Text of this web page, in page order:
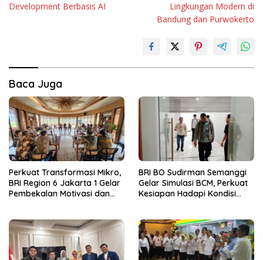
Development Berbasis AI
Lingkungan Modern di
Bandung dan Purwokerto
Baca Juga
Perkuat Transformasi Mikro,
BRI Region 6 Jakarta 1 Gelar
Pembekalan Motivasi dan
BRI BO Sudirman Semanggi
Gelar Simulasi BCM, Perkuat
Kesiapan Hadapi Kondisi